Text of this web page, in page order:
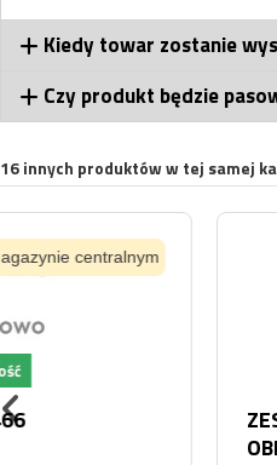
Kiedy towar zostanie
Czy produkt będzie
16 innych produktów w tej samej
Na
ZESTAW USZCZELEK
OBROTU DAEWOO